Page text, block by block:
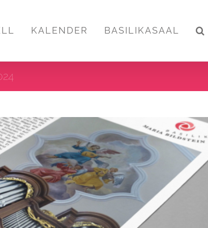
KALENDER BASILIKASAAL
22.12. – 05.01.2025